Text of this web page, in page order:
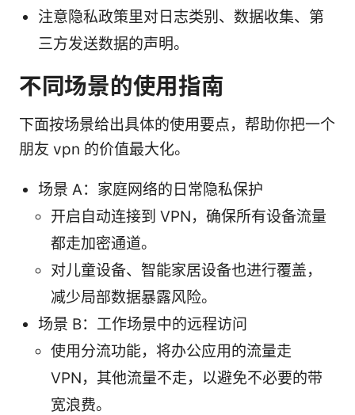
注意隐私政策里对日志类别、数据收集、第
三方发送数据的声明。
不同场景的使用指南
下面按场景给出具体的使用要点，帮助你把一个
朋友 vpn 的价值最大化。
场景 A：家庭网络的日常隐私保护
开启自动连接到 VPN，确保所有设备流量
都走加密通道。
对儿童设备、智能家居设备也进行覆盖，
减少局部数据暴露风险。
场景 B：工作场景中的远程访问
使用分流功能，将办公应用的流量走
VPN，其他流量不走，以避免不必要的带
宽浪费。